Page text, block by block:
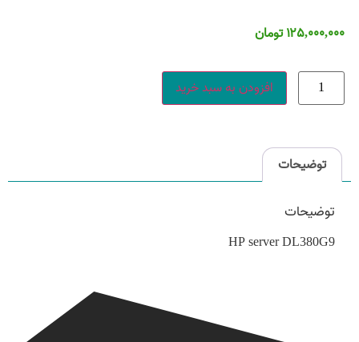
۱۲۵,۰۰۰,۰۰۰تومان
افزودن به سبد خرید
توضیحات
توضیحات
HP server DL380G9